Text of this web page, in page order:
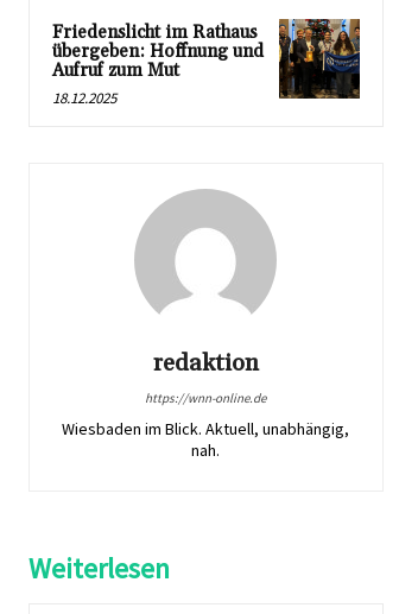
Friedenslicht im Rathaus
übergeben: Hoffnung und
Aufruf zum Mut
18.12.2025
redaktion
https://wnn-online.de
Wiesbaden im Blick. Aktuell, unabhängig,
nah.
Weiterlesen